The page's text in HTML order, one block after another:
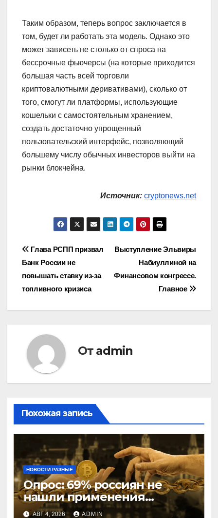
Таким образом, теперь вопрос заключается в
том, будет ли работать эта модель. Однако это
может зависеть не столько от спроса на
бессрочные фьючерсы (на которые приходится
большая часть всей торговли
криптовалютными деривативами), сколько от
того, смогут ли платформы, использующие
кошельки с самостоятельным хранением,
создать достаточно упрощенный
пользовательский интерфейс, позволяющий
большему числу обычных инвесторов выйти на
рынки блокчейна.
Источник: cryptonews.net
Навигация
по
записям
Выступление Эльвиры
Набиуллиной на
Финансовом конгрессе.
Главное
Глава РСПП призвал
Банк России не
повышать ставку из-за
топливного кризиса
От admin
Похожая запись
НОВОСТИ РАЗНЫЕ
Опрос: 69% россиян не
нашли применения
криптовалютам
АВГ 4, 2026 ADMIN